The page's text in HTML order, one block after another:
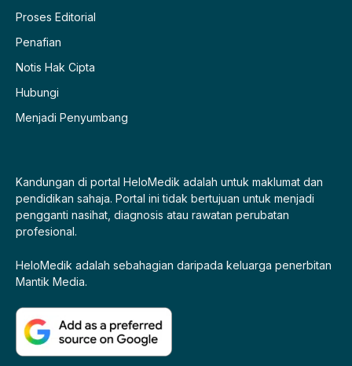
Proses Editorial
Penafian
Notis Hak Cipta
Hubungi
Menjadi Penyumbang
Kandungan di portal HeloMedik adalah untuk maklumat dan
pendidikan sahaja. Portal ini tidak bertujuan untuk menjadi
pengganti nasihat, diagnosis atau rawatan perubatan
profesional.
HeloMedik adalah sebahagian daripada keluarga penerbitan
Mantik Media.